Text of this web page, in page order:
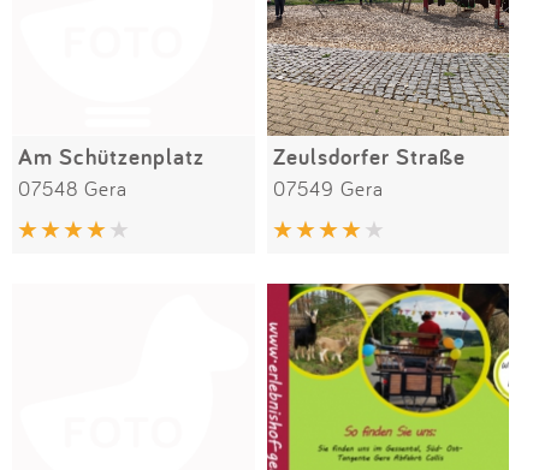
Am Schützenplatz
07548 Gera
Zeulsdorfer Straße
07549 Gera